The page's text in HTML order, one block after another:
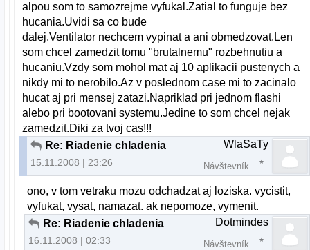
alpou som to samozrejme vyfukal.Zatial to funguje bez
hucania.Uvidi sa co bude
dalej.Ventilator nechcem vypinat a ani obmedzovat.Len
som chcel zamedzit tomu "brutalnemu" rozbehnutiu a
hucaniu.Vzdy som mohol mat aj 10 aplikacii pustenych a
nikdy mi to nerobilo.Az v poslednom case mi to zacinalo
hucat aj pri mensej zatazi.Napriklad pri jednom flashi
alebo pri bootovani systemu.Jedine to som chcel nejak
zamedzit.Diki za tvoj cas!!!
Re: Riadenie chladenia
15.11.2008 | 23:26
WlaSaTy
Návštevník
ono, v tom vetraku mozu odchadzat aj loziska. vycistit,
vyfukat, vysat, namazat. ak nepomoze, vymenit.
Re: Riadenie chladenia
16.11.2008 | 02:33
Dotmindes
Návštevník